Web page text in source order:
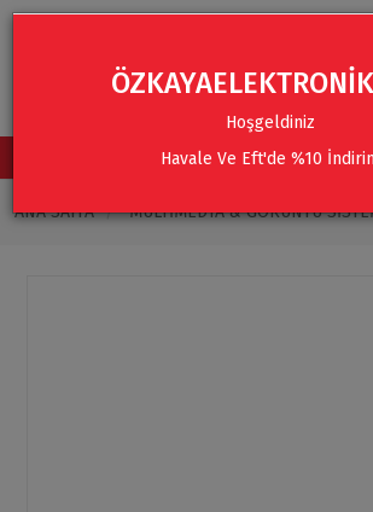
TÜM KATEGORİLER
ANA SAYFA MULTIMEDYA & GÖRÜNTÜ
Hoşgeldiniz
Havale Ve Eft'de %10